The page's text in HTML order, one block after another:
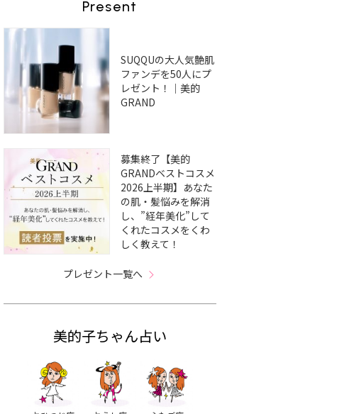
Present
SUQQUの大人気艶肌
ファンデを50人にプ
レゼント！｜美的
GRAND
募集終了【美的
GRANDベストコスメ
2026上半期】あなた
の肌・髪悩みを解消
し、”経年美化”して
くれたコスメをくわ
しく教えて！
プレゼント一覧へ
美的子ちゃん占い